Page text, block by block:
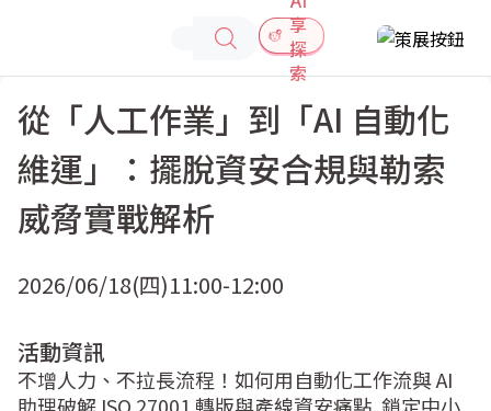
享
探
索
從「人工作業」到「AI 自動化
維運」：擺脫資安合規與勒索
威脅實戰解析
2026/06/18(四)11:00-12:00
活動資訊
不增人力、不拉長流程！如何用自動化工作流與 AI